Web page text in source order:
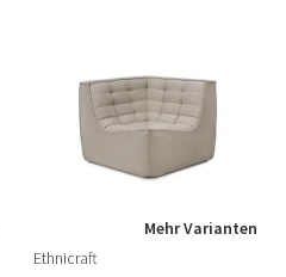
Mehr Varianten
Ethnicraft